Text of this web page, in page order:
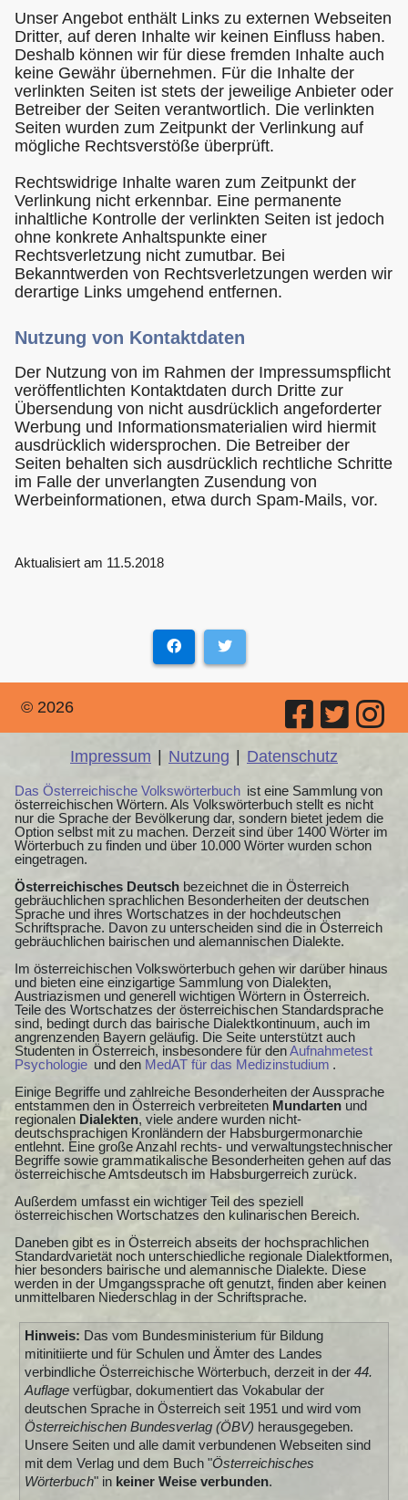
Unser Angebot enthält Links zu externen Webseiten
Dritter, auf deren Inhalte wir keinen Einfluss haben.
Deshalb können wir für diese fremden Inhalte auch
keine Gewähr übernehmen. Für die Inhalte der
verlinkten Seiten ist stets der jeweilige Anbieter oder
Betreiber der Seiten verantwortlich. Die verlinkten
Seiten wurden zum Zeitpunkt der Verlinkung auf
mögliche Rechtsverstöße überprüft.
Rechtswidrige Inhalte waren zum Zeitpunkt der
Verlinkung nicht erkennbar. Eine permanente
inhaltliche Kontrolle der verlinkten Seiten ist jedoch
ohne konkrete Anhaltspunkte einer
Rechtsverletzung nicht zumutbar. Bei
Bekanntwerden von Rechtsverletzungen werden wir
derartige Links umgehend entfernen.
Nutzung von Kontaktdaten
Der Nutzung von im Rahmen der Impressumspflicht
veröffentlichten Kontaktdaten durch Dritte zur
Übersendung von nicht ausdrücklich angeforderter
Werbung und Informationsmaterialien wird hiermit
ausdrücklich widersprochen. Die Betreiber der
Seiten behalten sich ausdrücklich rechtliche Schritte
im Falle der unverlangten Zusendung von
Werbeinformationen, etwa durch Spam-Mails, vor.
Aktualisiert am 11.5.2018
© 2026
Impressum | Nutzung | Datenschutz
Das Österreichische Volkswörterbuch ist eine Sammlung von
österreichischen Wörtern. Als Volkswörterbuch stellt es nicht
nur die Sprache der Bevölkerung dar, sondern bietet jedem die
Option selbst mit zu machen. Derzeit sind über 1400 Wörter im
Wörterbuch zu finden und über 10.000 Wörter wurden schon
eingetragen.
Österreichisches Deutsch bezeichnet die in Österreich
gebräuchlichen sprachlichen Besonderheiten der deutschen
Sprache und ihres Wortschatzes in der hochdeutschen
Schriftsprache. Davon zu unterscheiden sind die in Österreich
gebräuchlichen bairischen und alemannischen Dialekte.
Im österreichischen Volkswörterbuch gehen wir darüber hinaus
und bieten eine einzigartige Sammlung von Dialekten,
Austriazismen und generell wichtigen Wörtern in Österreich.
Teile des Wortschatzes der österreichischen Standardsprache
sind, bedingt durch das bairische Dialektkontinuum, auch im
angrenzenden Bayern geläufig. Die Seite unterstützt auch
Studenten in Österreich, insbesondere für denAufnahmetest
Psychologie und den MedAT für das Medizinstudium .
Einige Begriffe und zahlreiche Besonderheiten der Aussprache
entstammen den in Österreich verbreiteten Mundarten und
regionalen Dialekten, viele andere wurden nicht-
deutschsprachigen Kronländern der Habsburgermonarchie
entlehnt. Eine große Anzahl rechts- und verwaltungstechnischer
Begriffe sowie grammatikalische Besonderheiten gehen auf das
österreichische Amtsdeutsch im Habsburgerreich zurück.
Außerdem umfasst ein wichtiger Teil des speziell
österreichischen Wortschatzes den kulinarischen Bereich.
Daneben gibt es in Österreich abseits der hochsprachlichen
Standardvarietät noch unterschiedliche regionale Dialektformen,
hier besonders bairische und alemannische Dialekte. Diese
werden in der Umgangssprache oft genutzt, finden aber keinen
unmittelbaren Niederschlag in der Schriftsprache.
Hinweis: Das vom Bundesministerium für Bildung
mitinitiierte und für Schulen und Ämter des Landes
verbindliche Österreichische Wörterbuch, derzeit in der 44.
Auflageverfügbar, dokumentiert das Vokabular der
deutschen Sprache in Österreich seit 1951 und wird vom
Österreichischen Bundesverlag (ÖBV) herausgegeben.
Unsere Seiten und alle damit verbundenen Webseiten sind
mit dem Verlag und dem Buch "Österreichisches
Wörterbuch" in keiner Weise verbunden.